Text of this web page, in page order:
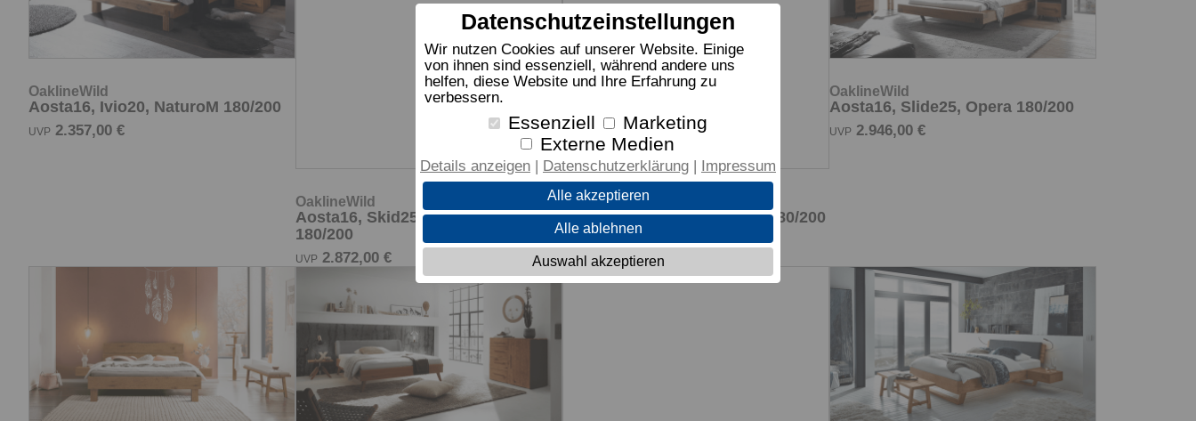
OaklineWild
Aosta16, Ivio20, NaturoM 180/200
UVP 2.357,00 €
Aosta16, Skid25, Balco+Nakio
OaklineWild
UVP2.730,00 €
OaklineWild
Aosta16, Slide25, Opera 180/200
UVP 2.946,00 €
Cadro18, Ivio20, NaturoL 180/200
UVP 1.834,00 €
OaklineWild
Cadro18, Leno22, Boga 180/200
1.569,00 €
Cadro18, Skid25, Alpa+Ravo
180/200
UVP 2.305,00 €
Datenschutzeinstellungen
Wir nutzen Cookies auf unserer Website. Einige
von ihnen sind essenziell, während andere uns
helfen, diese Website und Ihre Erfahrung zu
verbessern.
Essenziell
Marketing
Externe Medien
Details anzeigen Datenschutzerklärung Impressum
Alle akzeptieren
Alle ablehnen
Auswahl akzeptieren